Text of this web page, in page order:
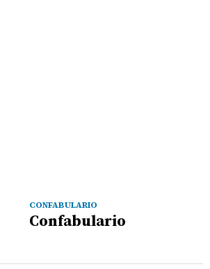
CONFABULARIO
Confabulario